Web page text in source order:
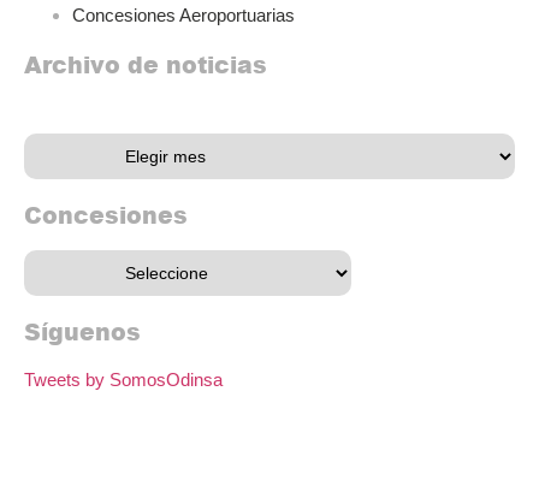
Concesiones Aeroportuarias
Archivo de noticias
Concesiones
Síguenos
Tweets by SomosOdinsa